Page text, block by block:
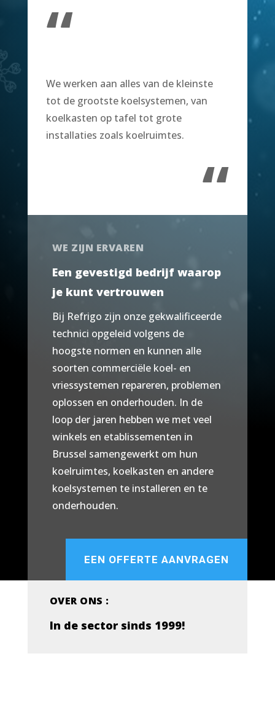
“
We werken aan alles van de kleinste
tot de grootste koelsystemen, van
koelkasten op tafel tot grote
installaties zoals koelruimtes.
“
WE ZIJN ERVAREN
Een gevestigd bedrijf waarop
je kunt vertrouwen
Bij Refrigo zijn onze gekwalificeerde
technici opgeleid volgens de
hoogste normen en kunnen alle
soorten commerciële koel- en
vriessystemen repareren, problemen
oplossen en onderhouden. In de
loop der jaren hebben we met veel
winkels en etablissementen in
Brussel samengewerkt om hun
koelruimtes, koelkasten en andere
koelsystemen te installeren en te
onderhouden.
EEN OFFERTE AANVRAGEN
OVER ONS :
In de sector sinds 1999!